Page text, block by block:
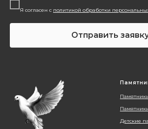
Я согласен с политикой обработки
Отправить
Детские